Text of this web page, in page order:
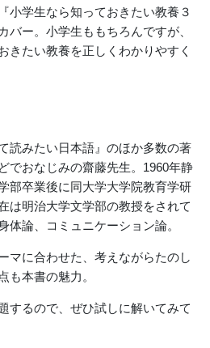
小学生なら知っておきたい教養３
バー。小学生ももちろんですが、
きたい教養を正しくわかりやすく
読みたい日本語』のほか多数の著
でおなじみの齋藤先生。1960年静
部卒業後に同大学大学院教育学研
は明治大学文学部の教授をされて
体論、コミュニケーション論。
マに合わせた、考えながらたのし
も本書の魅力。
するので、ぜひ試しに解いてみて